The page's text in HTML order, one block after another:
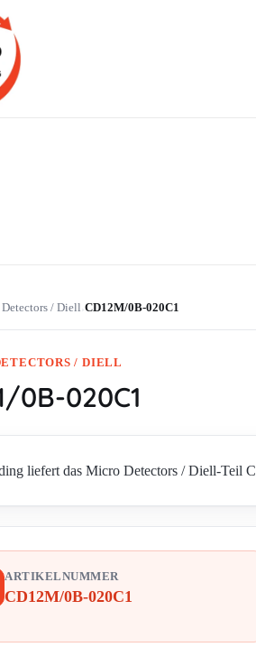
/ Diell›CD12M/0B-020C1
/ DIELL
0B-020C1
liefert das Micro Detectors / Diell-Teil
ARTIKELNUMMER
CD12M/0B-020C1